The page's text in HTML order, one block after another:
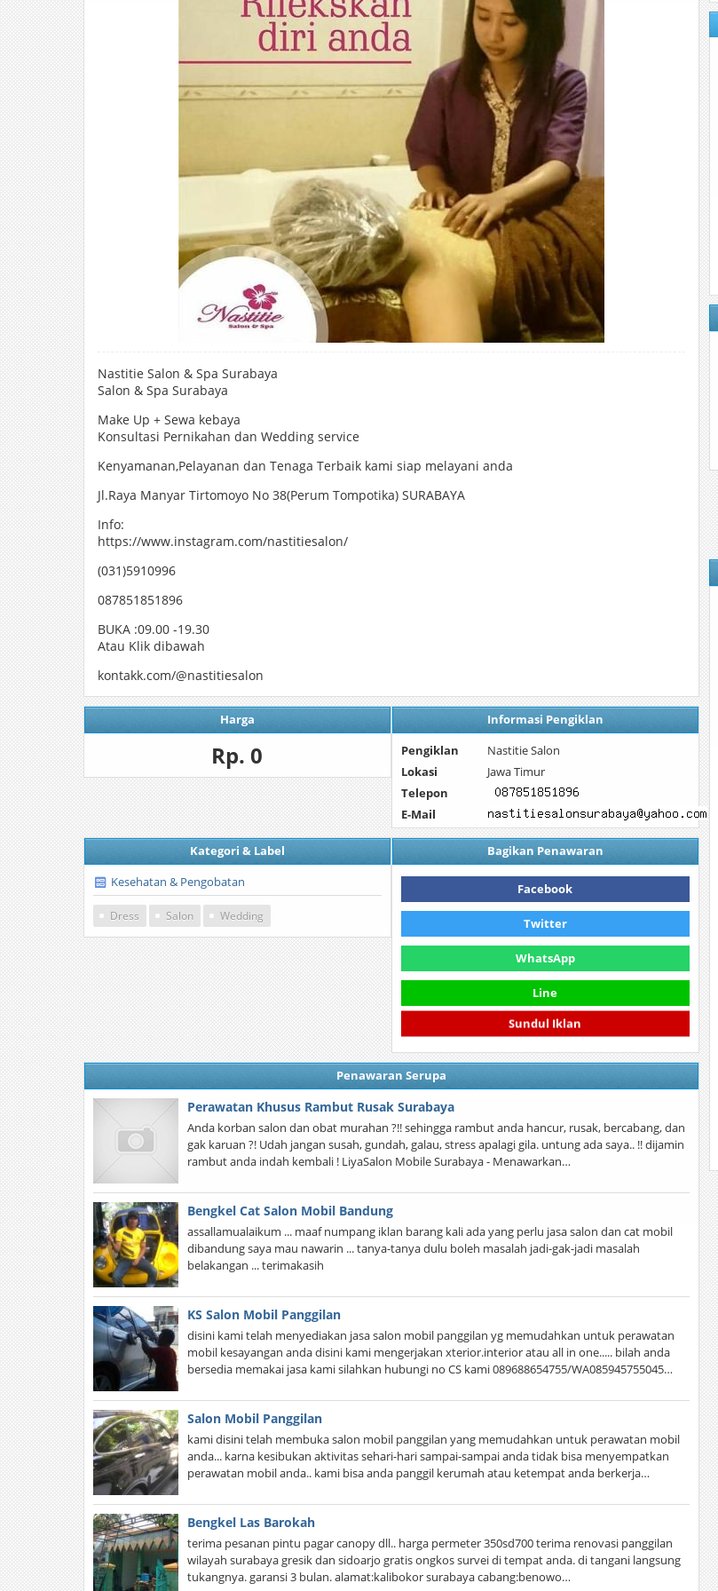
Nastitie Salon & Spa Surabaya
Salon & Spa Surabaya
Make Up + Sewa kebaya
Konsultasi Pernikahan dan Wedding service
Kenyamanan,Pelayanan dan Tenaga Terbaik kami siap melayani anda
Jl.Raya Manyar Tirtomoyo No 38(Perum Tompotika) SURABAYA
Info:
https://www.instagram.com/nastitiesalon/
(031)5910996
087851851896
BUKA :09.00 -19.30
Atau Klik dibawah
kontakk.com/@nastitiesalon
Harga
Rp. 0
Informasi Pengiklan
Pengiklan
Nastitie Salon
Lokasi
Jawa Timur
Telepon
E-Mail
Kategori & Label
Kesehatan & Pengobatan
Dress Salon Wedding
Bagikan Penawaran
Facebook
Twitter
WhatsApp
Line
Sundul Iklan
Penawaran Serupa
Perawatan Khusus Rambut Rusak Surabaya
Anda korban salon dan obat murahan ?!! sehingga rambut anda hancur, rusak, bercabang, dan
gak karuan ?! Udah jangan susah, gundah, galau, stress apalagi gila. untung ada saya.. !! dijamin
rambut anda indah kembali ! LiyaSalon Mobile Surabaya - Menawarkan…
Bengkel Cat Salon Mobil Bandung
assallamualaikum ... maaf numpang iklan barang kali ada yang perlu jasa salon dan cat mobil
dibandung saya mau nawarin ... tanya-tanya dulu boleh masalah jadi-gak-jadi masalah
belakangan ... terimakasih
KS Salon Mobil Panggilan
disini kami telah menyediakan jasa salon mobil panggilan yg memudahkan untuk perawatan
mobil kesayangan anda disini kami mengerjakan xterior.interior atau all in one..... bilah anda
bersedia memakai jasa kami silahkan hubungi no CS kami 089688654755/WA085945755045…
Salon Mobil Panggilan
kami disini telah membuka salon mobil panggilan yang memudahkan untuk perawatan mobil
anda... karna kesibukan aktivitas sehari-hari sampai-sampai anda tidak bisa menyempatkan
perawatan mobil anda.. kami bisa anda panggil kerumah atau ketempat anda berkerja…
Bengkel Las Barokah
terima pesanan pintu pagar canopy dll.. harga permeter 350sd700 terima renovasi panggilan
wilayah surabaya gresik dan sidoarjo gratis ongkos survei di tempat anda. di tangani langsung
tukangnya. garansi 3 bulan. alamat:kalibokor surabaya cabang:benowo…